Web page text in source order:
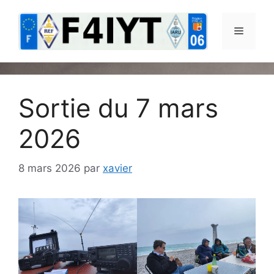
contenu
Menu
Sortie du 7 mars
2026
8 mars 2026 par xavier